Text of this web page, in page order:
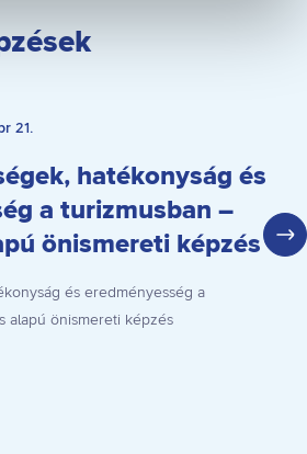
jogszerűségét.
21.
hatékonyság és
a turizmusban –
önismereti képzés
és eredményesség a
alapú önismereti képzés